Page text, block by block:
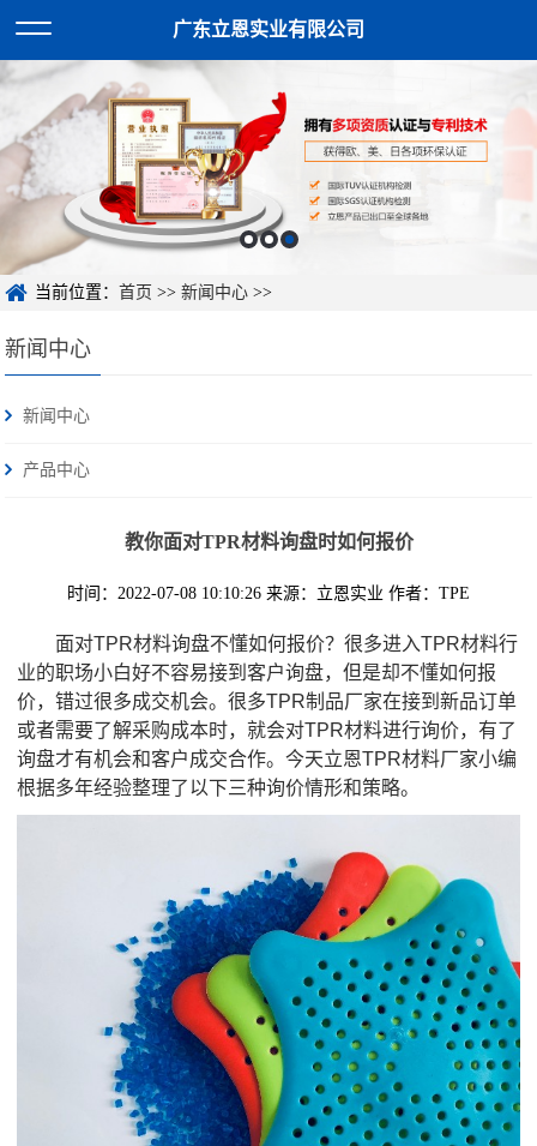
广东立恩实业有限公司
当前位置：首页 >>新闻中心 >>
新闻中心
新闻中心
产品中心
教你面对TPR材料询盘时如何报价
时间：2022-07-08 10:10:26 来源：立恩实业 作者：TPE
面对TPR材料询盘不懂如何报价？很多进入TPR材料行
业的职场小白好不容易接到客户询盘，但是却不懂如何报
价，错过很多成交机会。很多TPR制品厂家在接到新品订单
或者需要了解采购成本时，就会对TPR材料进行询价，有了
询盘才有机会和客户成交合作。今天立恩TPR材料厂家小编
根据多年经验整理了以下三种询价情形和策略。